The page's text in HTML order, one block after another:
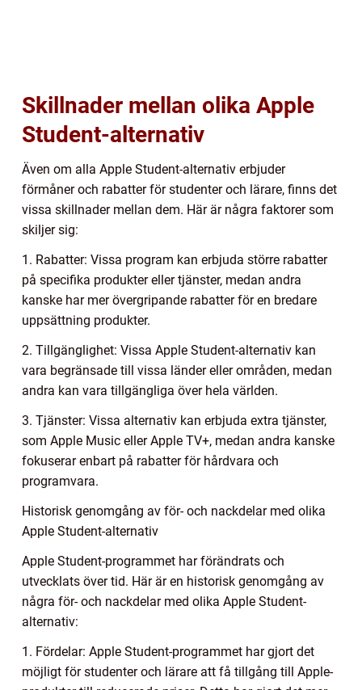
Skillnader mellan olika Apple
Student-alternativ
Även om alla Apple Student-alternativ erbjuder
förmåner och rabatter för studenter och lärare, finns det
vissa skillnader mellan dem. Här är några faktorer som
skiljer sig:
1. Rabatter: Vissa program kan erbjuda större rabatter
på specifika produkter eller tjänster, medan andra
kanske har mer övergripande rabatter för en bredare
uppsättning produkter.
2. Tillgänglighet: Vissa Apple Student-alternativ kan
vara begränsade till vissa länder eller områden, medan
andra kan vara tillgängliga över hela världen.
3. Tjänster: Vissa alternativ kan erbjuda extra tjänster,
som Apple Music eller Apple TV+, medan andra kanske
fokuserar enbart på rabatter för hårdvara och
programvara.
Historisk genomgång av för- och nackdelar med olika
Apple Student-alternativ
Apple Student-programmet har förändrats och
utvecklats över tid. Här är en historisk genomgång av
några för- och nackdelar med olika Apple Student-
alternativ:
1. Fördelar: Apple Student-programmet har gjort det
möjligt för studenter och lärare att få tillgång till Apple-